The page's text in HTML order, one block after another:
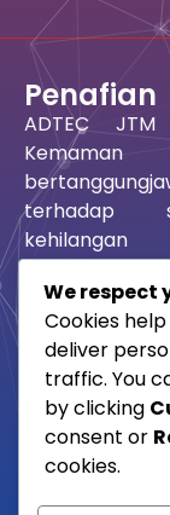
Penafian
ADTEC JTM
terhadap
kerosakan
kerana
maklumat
idea
saranan
dalam
ada langsung
langsung.
We respect
Cookies
deliver
traffic. You
by clicking
consent or
cookies.